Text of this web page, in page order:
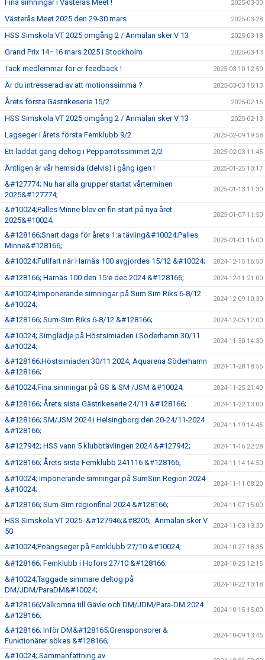
Fina simningar i Västerås Meet ! 2025-03-30
Västerås Meet 2025 den 29-30 mars 2025-03-28
HSS Simskola VT 2025 omgång 2 / Anmälan sker V 13 2025-03-18
Grand Prix 14–16 mars 2025 i Stockholm 2025-03-13
Tack medlemmar för er feedback ! 2025-03-10 12:50
Är du intresserad av att motionssimma ? 2025-03-03 15:13
Årets första Gästrikeserie 15/2 2025-02-15
HSS Simskola VT 2025 omgång 2 / Anmälan sker V 13 2025-02-13
Lagseger i årets första Femklubb 9/2 2025-02-09 19:58
Ett laddat gäng deltog i Pepparrotssimmet 2/2 2025-02-03 11:45
Äntligen är vår hemsida (delvis) i gång igen ! 2025-01-25 13:17
&#127774; Nu har alla grupper startat vårterminen
2025&#127774;
2025-01-13 11:30
&#10024;Palles Minne blev en fin start på nya året
2025&#10024;
2025-01-07 11:50
&#128166;Snart dags för årets 1:a tävling&#10024;Palles
Minne&#128166;
2025-01-01 15:00
&#10024;Fullfart när Harnäs 100 avgjordes 15/12 &#10024; 2024-12-15 16:50
&#128166; Harnäs 100 den 15:e dec 2024 &#128166; 2024-12-11 21:00
&#10024;Imponerande simningar på Sum Sim Riks 6-8/12
&#10024;
2024-12-09 10:30
&#128166; Sum-Sim Riks 6-8/12 &#128166; 2024-12-05 12:00
&#10024; Simglädje på Höstsimiaden i Söderhamn 30/11
&#10024;
2024-11-30 14:30
&#128166;Höstsimiaden 30/11 2024, Aquarena Söderhamn
&#128166;
2024-11-28 18:55
&#10024;Fina simningar på GS & SM /JSM &#10024; 2024-11-25 21:40
&#128166; Årets sista Gästrikeserie 24/11 &#128166; 2024-11-22 13:00
&#128166; SM/JSM 2024 i Helsingborg den 20-24/11-2024
&#128166;
2024-11-19 14:45
&#127942; HSS vann 5 klubbtävlingen 2024 &#127942; 2024-11-16 22:28
&#128166; Årets sista Femklubb 241116 &#128166; 2024-11-14 14:50
&#10024; Imponerande simningar på SumSim Region 2024
&#10024;
2024-11-11 08:20
&#128166; Sum-Sim regionfinal 2024 &#128166; 2024-11-07 15:00
HSS Simskola VT 2025 &#127946;&#8205; Anmälan sker V
50
2024-11-03 13:30
&#10024;Poängseger på Femklubb 27/10 &#10024; 2024-10-27 18:35
&#128166; Femklubb i Hofors 27/10 &#128166; 2024-10-25 12:15
&#10024;Taggade simmare deltog på
DM/JDM/ParaDM&#10024;
2024-10-22 13:18
&#128166;Välkomna till Gävle och DM/JDM/Para-DM 2024
&#128166;
2024-10-15 15:00
&#128166; Inför DM&#128165;Grensponsorer &
Funktionärer sökes &#128166;
2024-10-09 13:45
&#10024; Sammanfattning av